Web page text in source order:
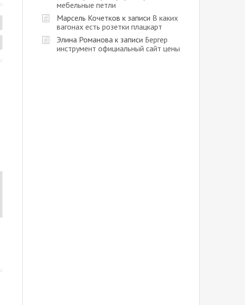
мебельные петли
Марсель Кочетков к записи В каких
вагонах есть розетки плацкарт
Элина Романова к записи Бергер
инструмент официальный сайт цены